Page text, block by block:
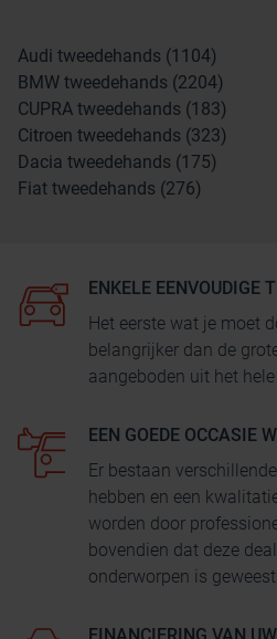
Audi tweedehands (1104)
BMW tweedehands (2204)
CUPRA tweedehands (183)
Citroen tweedehands (323)
Dacia tweedehands (175)
Fiat tweedehands (276)
ENKELE EENVOUDIGE
Het eerste wat je moet
belangrijker dan de
aangeboden uit het
EEN GOEDE OCCASIE
Er bestaan
hebben en een
worden door
bovendien dat deze
onderworpen is